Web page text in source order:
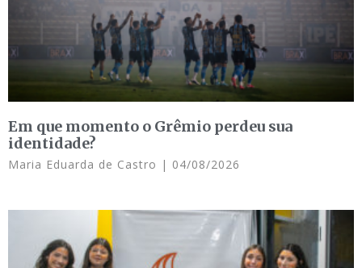
Em que momento o Grêmio perdeu sua
identidade?
Maria Eduarda de Castro 04/08/2026